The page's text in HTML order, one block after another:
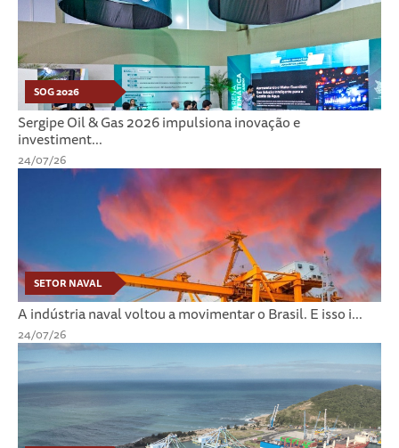
SOG 2026
Sergipe Oil & Gas 2026 impulsiona inovação e
investiment...
24/07/26
SETOR NAVAL
A indústria naval voltou a movimentar o Brasil. E isso i...
24/07/26